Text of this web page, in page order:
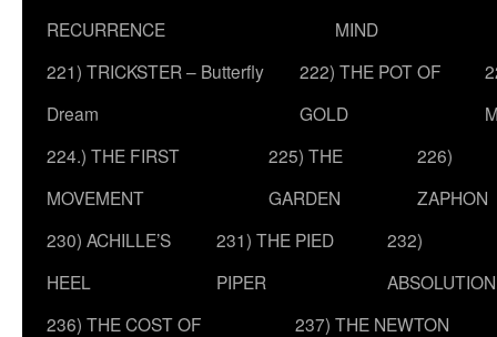
RECURRENCE
MIND
221) TRICKSTER – Butterfly
Dream
222) THE POT OF
GOLD
224.) THE FIRST
MOVEMENT
225) THE
GARDEN
226)
ZAPHON
230) ACHILLE’S
HEEL
231) THE PIED
PIPER
232)
ABSOLUTION
236) THE COST OF
237) THE NEWTON